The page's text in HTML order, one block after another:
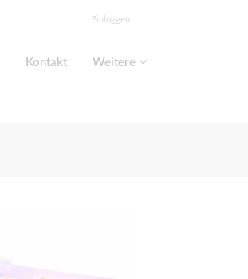
Einloggen
Kontakt Weitere